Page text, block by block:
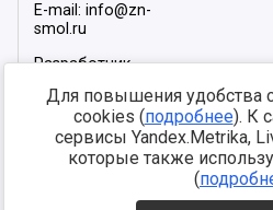
E-mail: info@zn-
smol.ru
Разработчик
2026
Мы в социальных
сетях:
Для повышения удобства
cookies (подробнее). К
сервисы Yandex.Metrika,
которые также
(